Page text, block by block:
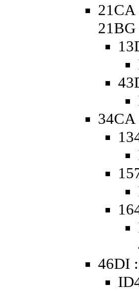
21BG
46DI